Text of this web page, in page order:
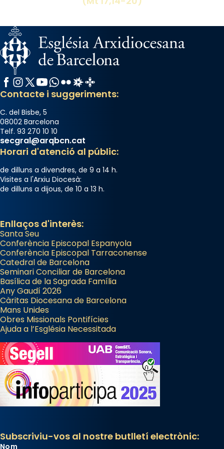
Facebook
Instagram
X / Twitter
YouTube
WhatsApp
FlickrRadio Estel
Catalunya Cristiana
Contacte i suggeriments:
C. del Bisbe, 5
08002 Barcelona
Telf. 93 270 10 10
secgral@arqbcn.cat
Horari d'atenció al públic:
de dilluns a divendres, de 9 a 14 h.
Visites a l'Arxiu Diocesà:
de dilluns a dijous, de 10 a 13 h.
Enllaços d'interès:
Santa Seu
Conferència Episcopal Espanyola
Conferència Episcopal Tarraconense
Catedral de Barcelona
Seminari Conciliar de Barcelona
Basílica de la Sagrada Família
Any Gaudí 2026
Càritas Diocesana de Barcelona
Mans Unides
Obres Missionals Pontifícies
Ajuda a l’Església Necessitada
Subscriviu-vos al nostre butlletí electrònic:
Nom